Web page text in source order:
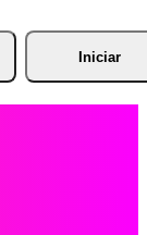
Iniciar